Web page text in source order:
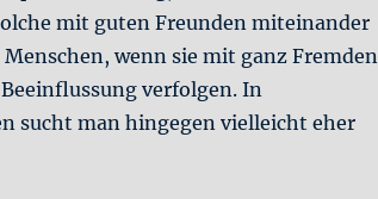
mit guten Freunden miteinander
wenn sie mit ganz Fremden
verfolgen. In
sucht man hingegen vielleicht eher